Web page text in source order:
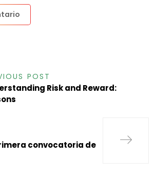
POST
Risk and Reward:
convocatoria de